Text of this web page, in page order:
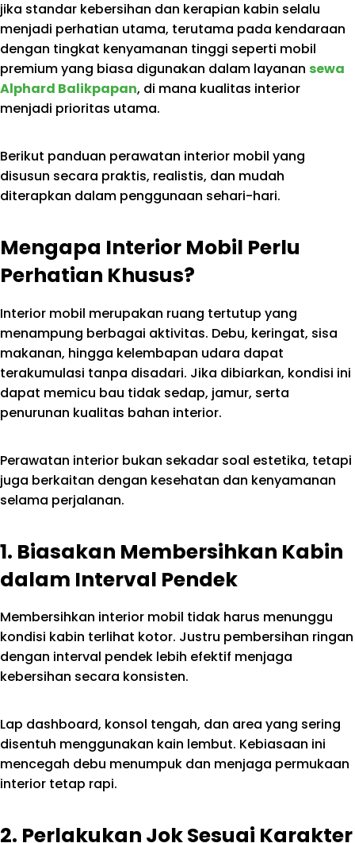
jika standar kebersihan dan kerapian kabin selalu
menjadi perhatian utama, terutama pada kendaraan
dengan tingkat kenyamanan tinggi seperti mobil
premium yang biasa digunakan dalam layanan sewa
Alphard Balikpapan, di mana kualitas interior
menjadi prioritas utama.
Berikut panduan perawatan interior mobil yang
disusun secara praktis, realistis, dan mudah
diterapkan dalam penggunaan sehari-hari.
Mengapa Interior Mobil Perlu
Perhatian Khusus?
Interior mobil merupakan ruang tertutup yang
menampung berbagai aktivitas. Debu, keringat, sisa
makanan, hingga kelembapan udara dapat
terakumulasi tanpa disadari. Jika dibiarkan, kondisi ini
dapat memicu bau tidak sedap, jamur, serta
penurunan kualitas bahan interior.
Perawatan interior bukan sekadar soal estetika, tetapi
juga berkaitan dengan kesehatan dan kenyamanan
selama perjalanan.
1. Biasakan Membersihkan Kabin
dalam Interval Pendek
Membersihkan interior mobil tidak harus menunggu
kondisi kabin terlihat kotor. Justru pembersihan ringan
dengan interval pendek lebih efektif menjaga
kebersihan secara konsisten.
Lap dashboard, konsol tengah, dan area yang sering
disentuh menggunakan kain lembut. Kebiasaan ini
mencegah debu menumpuk dan menjaga permukaan
interior tetap rapi.
2. Perlakukan Jok Sesuai Karakter